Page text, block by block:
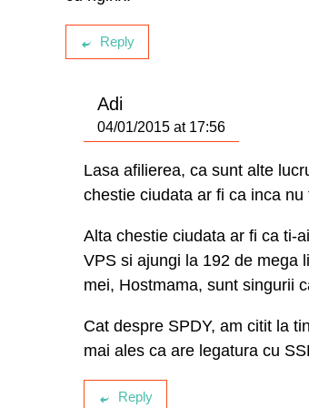
Reply
Adi
04/01/2015 at 17:56
Lasa afilierea, ca sunt alte
chestie ciudata ar fi ca inca
Alta chestie ciudata ar fi ca ti-
VPS si ajungi la 192 de mega
mei, Hostmama, sunt singurii
Cat despre SPDY, am citit la
mai ales ca are legatura cu
Reply